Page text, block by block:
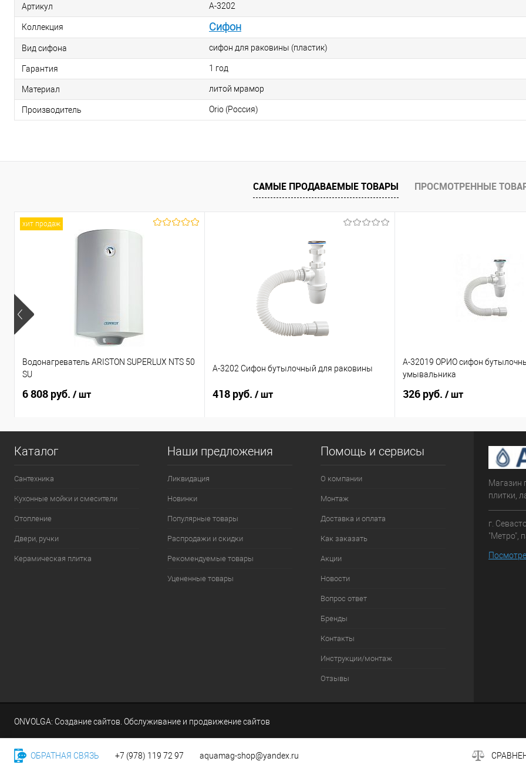
Артикул А-3202
Коллекция Сифон
Вид сифона сифон для раковины (пластик)
Гарантия 1 год
Материал литой мрамор
Производитель Orio (Россия)
САМЫЕ ПРОДАВАЕМЫЕ ТОВАРЫ ПРОСМОТРЕННЫЕ
хит продаж
Водонагреватель ARISTON SUPERLUX NTS 50
SU
6 808 руб. / шт
А-3202 Сифон бутылочный для раковины
418 руб. / шт
А-32019 ОРИО сифон
умывальника
326 руб. / шт
Каталог
Сантехника
Кухонные мойки и смесители
Отопление
Двери, ручки
Керамическая плитка
Наши предложения
Ликвидация
Новинки
Популярные товары
Распродажи и скидки
Рекомендуемые товары
Уцененные товары
Помощь и сервисы
О компании
Монтаж
Доставка и оплата
Как заказать
Акции
Новости
Вопрос ответ
Бренды
Контакты
Инструкции/монтаж
Отзывы
Магазин
плитки,
г.
"Метро",
ONVOLGA: Создание сайтов. Обслуживание и продвижение сайтов
ОБРАТНАЯ СВЯЗЬ +7 (978) 119 72 97 aquamag-shop@yandex.ru